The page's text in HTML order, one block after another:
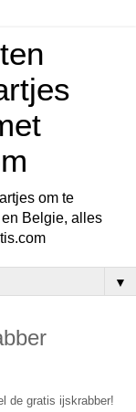
om te
Belgie, alles
▼
de gratis ijskrabber!